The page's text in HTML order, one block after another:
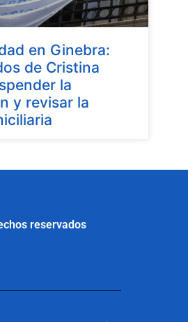
en Ginebra:
de Cristina
la
y revisar la
reservados